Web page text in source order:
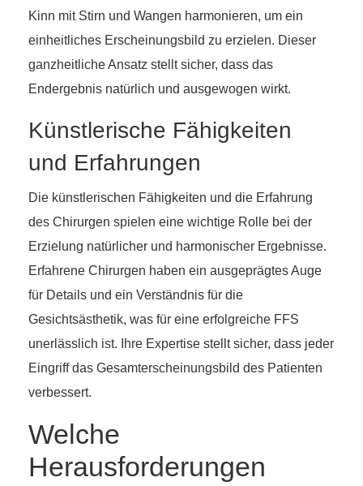
Kinn mit Stirn und Wangen harmonieren, um ein
einheitliches Erscheinungsbild zu erzielen. Dieser
ganzheitliche Ansatz stellt sicher, dass das
Endergebnis natürlich und ausgewogen wirkt.
Künstlerische Fähigkeiten
und Erfahrungen
Die künstlerischen Fähigkeiten und die Erfahrung
des Chirurgen spielen eine wichtige Rolle bei der
Erzielung natürlicher und harmonischer Ergebnisse.
Erfahrene Chirurgen haben ein ausgeprägtes Auge
für Details und ein Verständnis für die
Gesichtsästhetik, was für eine erfolgreiche FFS
unerlässlich ist. Ihre Expertise stellt sicher, dass jeder
Eingriff das Gesamterscheinungsbild des Patienten
verbessert.
Welche
Herausforderungen